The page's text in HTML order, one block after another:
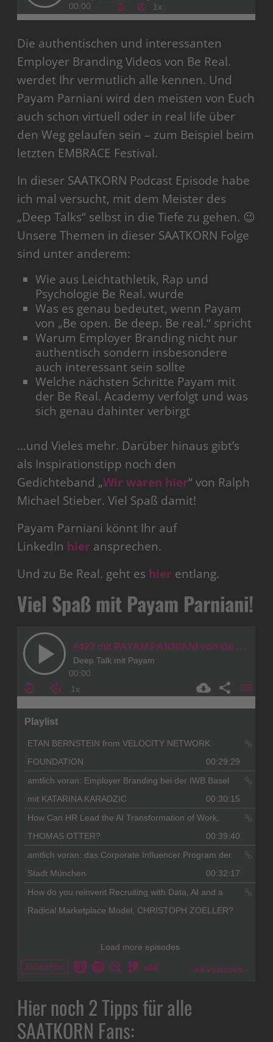
Die authentischen und interessanten
Employer Branding Videos von Be Real.
werdet Ihr vermutlich alle kennen. Und
Payam Parniani wird den meisten von Euch
auch schon virtuell oder in real life über
den Weg gelaufen sein – zum Beispiel beim
letzten EMBRACE Festival.
In dieser SAATKORN Podcast Episode habe
ich mal versucht, mit dem Meister des
„Deep Talks“ selbst in die Tiefe zu gehen. 😉
Unsere Themen in dieser SAATKORN Folge
sind unter anderem:
Wie aus Leichtathletik, Rap und
Psychologie Be Real. wurde
Was es genau bedeutet, wenn Payam
von „Be open. Be deep. Be real.“ spricht
Warum Employer Branding nicht nur
authentisch sondern insbesondere
auch interessant sein sollte
Welche nächsten Schritte Payam mit
der Be Real. Academy verfolgt und was
sich genau dahinter verbirgt
…und Vieles mehr. Darüber hinaus gibt’s
als Inspirationstipp noch den
Gedichteband „Wir waren hier“ von Ralph
Michael Stieber. Viel Spaß damit!
Payam Parniani könnt Ihr auf
LinkedIn hier ansprechen.
Und zu Be Real. geht es hier entlang.
Viel Spaß mit Payam Parniani!
Hier noch 2 Tipps für alle
SAATKORN Fans: